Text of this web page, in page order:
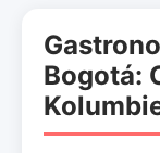
Bogotá: